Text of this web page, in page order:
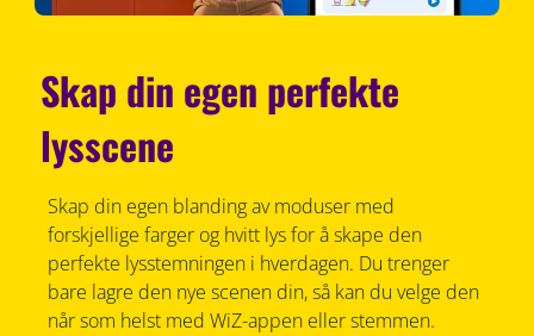
Skap din egen perfekte
lysscene
Skap din egen blanding av moduser med
forskjellige farger og hvitt lys for å skape den
perfekte lysstemningen i hverdagen. Du trenger
bare lagre den nye scenen din, så kan du velge den
når som helst med WiZ-appen eller stemmen.